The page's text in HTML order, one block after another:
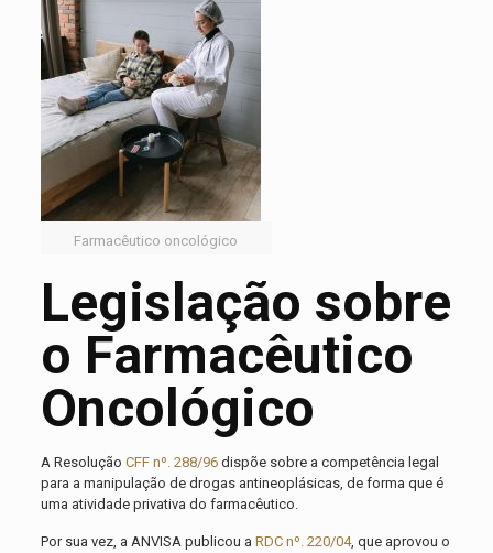
Farmacêutico oncológico
Legislação sobre
o Farmacêutico
Oncológico
A Resolução CFF nº. 288/96dispõe sobre a competência legal
para a manipulação de drogas antineoplásicas, de forma que é
uma atividade privativa do farmacêutico.
Por sua vez, a ANVISA publicou a RDC nº. 220/04, que aprovou o